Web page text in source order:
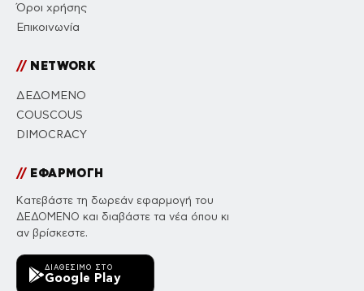
Όροι χρήσης
Επικοινωνία
//NETWORK
ΔΕΔΟΜΕΝΟ
COUSCOUS
DIMOCRACY
//ΕΦΑΡΜΟΓΗ
Κατεβάστε τη δωρεάν εφαρμογή του
ΔΕΔΟΜΕΝΟ και διαβάστε τα νέα όπου κι
αν βρίσκεστε.
ΔΙΑΘΈΣΙΜΟ ΣΤΟ
Google Play